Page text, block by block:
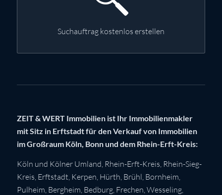
Suchauftrag kostenlos erstellen
ZEIT & WERT Immobilien ist Ihr Immobilienmakler
mit Sitz in Erftstadt für den Verkauf von Immobilien
im Großraum Köln, Bonn und dem Rhein-Erft-Kreis:
Köln und Kölner Umland, Rhein-Erft-Kreis Rhein-Sieg-
Kreis Erftstadt Kerpen Hürth Brühl Bornheim
Pulheim Bergheim Bedburg, Frechen Wesseling,